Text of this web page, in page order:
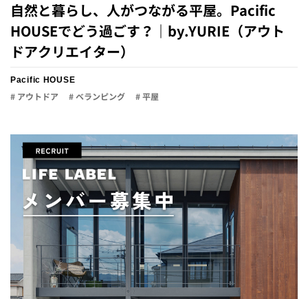
自然と暮らし、人がつながる平屋。Pacific
HOUSEでどう過ごす？｜by.YURIE（アウト
ドアクリエイター）
Pacific HOUSE
# アウトドア # ベランピング # 平屋